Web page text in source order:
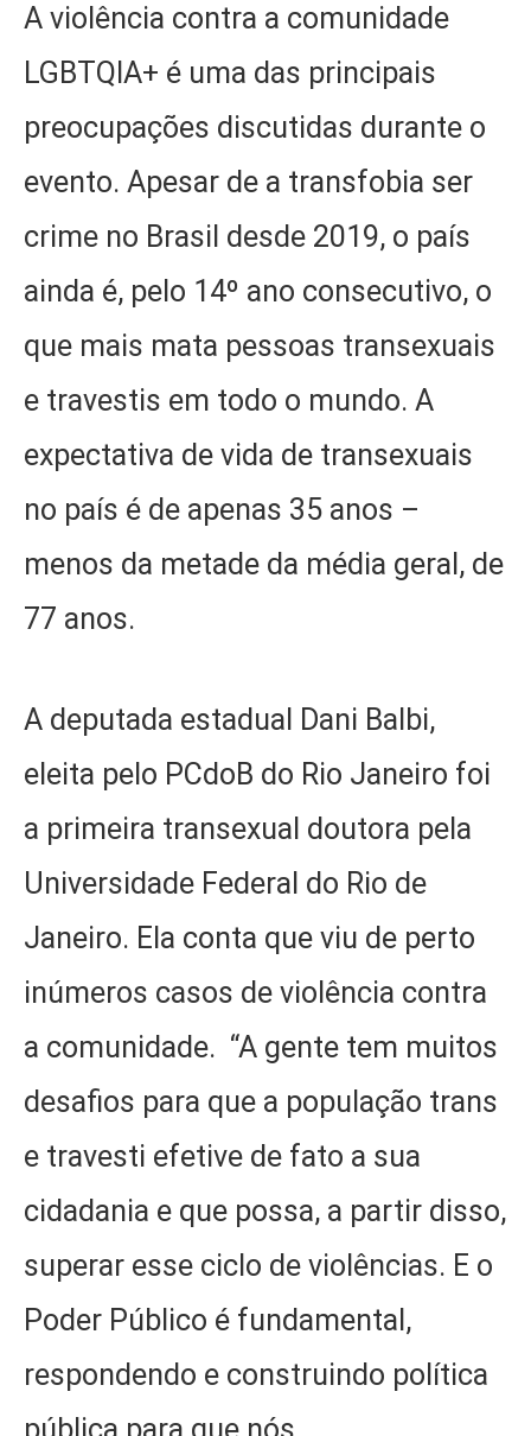
A violência contra a comunidade
LGBTQIA+ é uma das principais
preocupações discutidas durante o
evento. Apesar de a transfobia ser
crime no Brasil desde 2019, o país
ainda é, pelo 14º ano consecutivo, o
que mais mata pessoas transexuais
e travestis em todo o mundo. A
expectativa de vida de transexuais
no país é de apenas 35 anos –
menos da metade da média geral, de
77 anos.
A deputada estadual Dani Balbi,
eleita pelo PCdoB do Rio Janeiro foi
a primeira transexual doutora pela
Universidade Federal do Rio de
Janeiro. Ela conta que viu de perto
inúmeros casos de violência contra
a comunidade. “A gente tem muitos
desafios para que a população trans
e travesti efetive de fato a sua
cidadania e que possa, a partir disso,
superar esse ciclo de violências. E o
Poder Público é fundamental,
respondendo e construindo política
pública para que nós